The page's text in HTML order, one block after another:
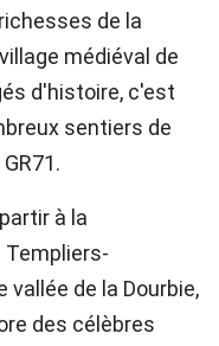
de la
médiéval de
d'histoire, c'est
sentiers de
à la
de la Dourbie,
des célèbres